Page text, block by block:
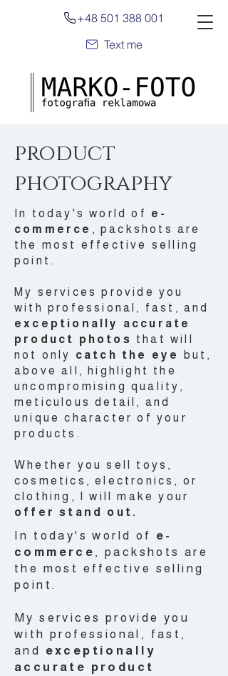
+48 501 388 001
Text me
product
photography
In today's world of e-
commerce , packshots are
the most effective selling
point.
My services provide you
with professional, fast, and
exceptionally accurate
product photos
that will
not only catch the eye
but,
above all, highlight the
uncompromising quality,
meticulous detail, and
unique character of your
products.
Whether you sell toys,
cosmetics, electronics, or
clothing, I will make your
offer stand out.
In today's world of e-
commerce , packshots are
the most effective selling
point.
My services provide you
with professional, fast,
and exceptionally
accurate product